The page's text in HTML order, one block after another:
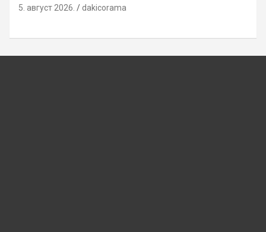
5. август 2026. dakicorama